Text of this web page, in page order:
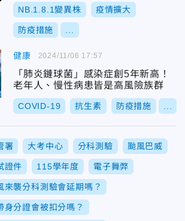
NB.1.8.1變異株 疫情擴大
防疫措施
健康
「肺炎鏈球菌」感染症創5年新高！
老年人、慢性病患皆是高風險族群
COVID-19 抗生素 防疫措施
2024/11/06 17:57
署 大考中心 分科測驗 颱風巴威
證件 115學年度 電子舞弊
來襲分科測驗會延期嗎？
身分證會被扣分嗎？